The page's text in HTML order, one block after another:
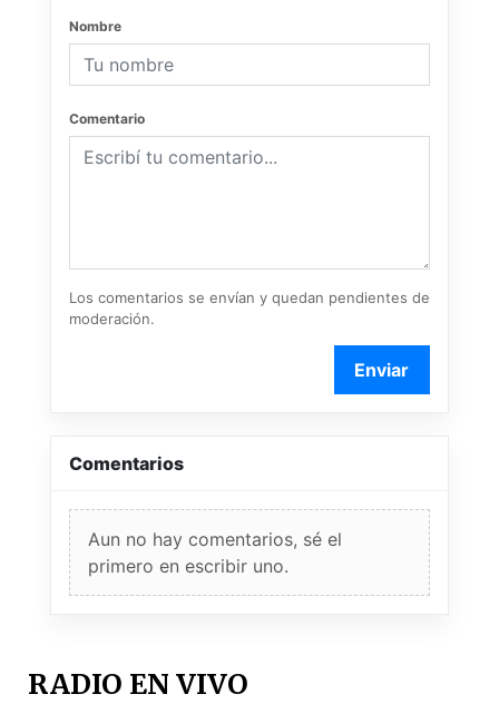
Nombre
Comentario
Los comentarios se envían y quedan pendientes de
moderación.
Enviar
Comentarios
Aun no hay comentarios, sé el
primero en escribir uno.
RADIO EN VIVO